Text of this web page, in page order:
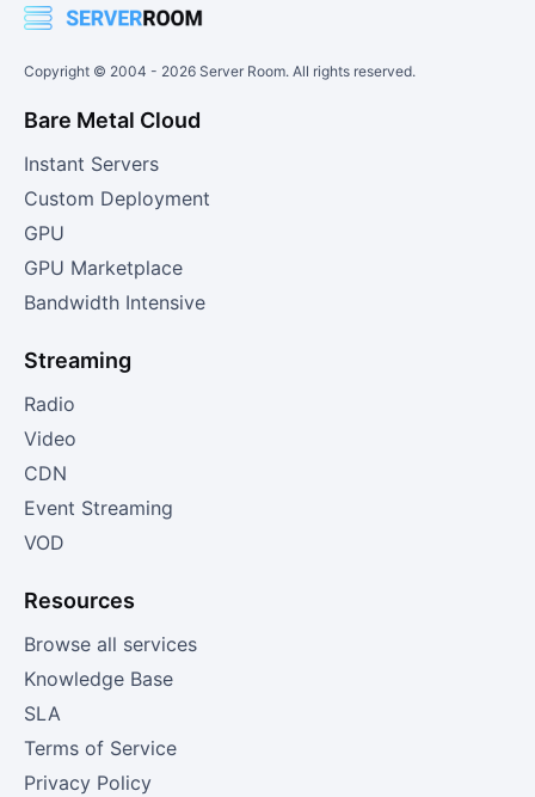
Copyright © 2004 - 2026 Server Room. All rights reserved.
Bare Metal Cloud
Instant Servers
Custom Deployment
GPU
GPU Marketplace
Bandwidth Intensive
Streaming
Radio
Video
CDN
Event Streaming
VOD
Resources
Browse all services
Knowledge Base
SLA
Terms of Service
Privacy Policy